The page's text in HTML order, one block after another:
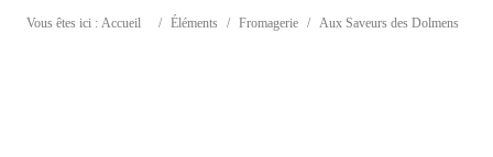
Catégorie
Vous êtes ici : Accueil / Éléments / Fromagerie / Aux Saveurs des Dolmens